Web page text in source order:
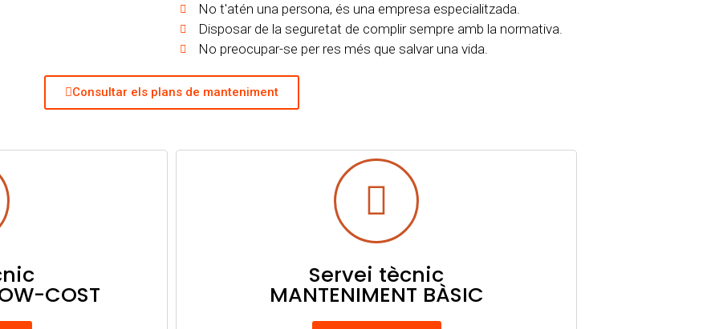
No t'atén una persona, és una empresa especialitzada.
Disposar de la seguretat de complir sempre amb la normativa​.
No preocupar-se per res més que salvar una vida.​
Consultar els plans de manteniment
COST
Servei tècnic
MANTENIMENT BÀSIC